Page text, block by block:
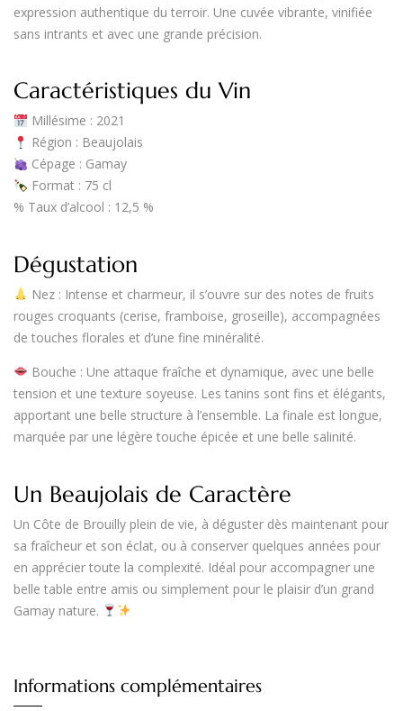
expression authentique du terroir. Une cuvée vibrante, vinifiée
sans intrants et avec une grande précision.
Caractéristiques du Vin
Millésime : 2021
Région : Beaujolais
Cépage : Gamay
Format: 75 cl
% Taux d’alcool : 12,5 %
Dégustation
Nez: Intense et charmeur, il s’ouvre sur des notes de fruits
rouges croquants (cerise, framboise, groseille), accompagnées
de touches florales et d’une fine minéralité.
Bouche : Une attaque fraîche et dynamique, avec une belle
tension et une texture soyeuse. Les tanins sont fins et élégants,
apportant une belle structure à l’ensemble. La finale est longue,
marquée par une légère touche épicée et une belle salinité.
Un Beaujolais de Caractère
Un Côte de Brouilly plein de vie, à déguster dès maintenant pour
sa fraîcheur et son éclat, ou à conserver quelques années pour
en apprécier toute la complexité. Idéal pour accompagner une
belle table entre amis ou simplement pour le plaisir d’un grand
Gamay nature.
Informations complémentaires